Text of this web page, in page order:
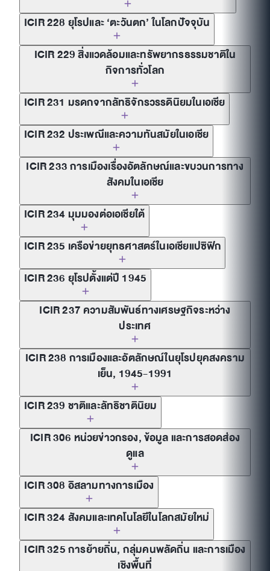
ICIR 228 ยุโรปและ ‘ตะวันตก’ ในโลกปัจจุบัน
ICIR 229 สิ่งแวดล้อมและทรัพยากรธรรมชาติใน
กิจการทั่วโลก
ICIR 231 มรดกจากลัทธิจักรวรรดินิยมในเอเชีย
ICIR 232 ประเพณีและความทันสมัยในเอเชีย
ICIR 233 การเมืองเรื่องอัตลักษณ์และขบวนการทาง
สังคมในเอเชีย
ICIR 234 มุมมองต่อเอเชียใต้
ICIR 235 เครือข่ายยุทธศาสตร์ในเอเชียแปซิฟิก
ICIR 236 ยุโรปตั้งแต่ปี 1945
ICIR 237 ความสัมพันธ์ทางเศรษฐกิจระหว่าง
ประเทศ
ICIR 238 การเมืองและอัตลักษณ์ในยุโรปยุคสงคราม
เย็น, 1945-1991
ICIR 239 ชาติและลัทธิชาตินิยม
ICIR 306 หน่วยข่าวกรอง, ข้อมูล และการสอดส่อง
ดูแล
ICIR 308 อิสลามทางการเมือง
ICIR 324 สังคมและเทคโนโลยีในโลกสมัยใหม่
ICIR 325 การย้ายถิ่น, กลุ่มคนพลัดถิ่น และการเมือง
เชิงพื้นที่